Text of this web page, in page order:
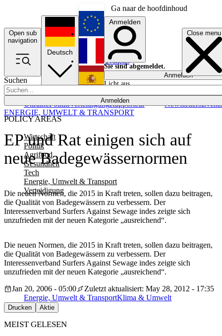
Ga naar de hoofdinhoud
Open sub
navigation
Close menu
Suchen
Anmelden
POLICY AREAS
Wirtschaft
Politik
Agrifood
Gesundheit
Tech
Energie, Umwelt & Transport
Verteidigung
UkrainePolitikVerteidigungRapporteur NewslettersEvents
Deutsch
English
Français
Anmelden
Sie sind abgemeldet.
Anmelden
Licht aus
EP und Rat einigen sich auf
neue Badegewässernormen
Die neuen Normen, die 2015 in Kraft treten, sollen dazu beitragen,
die Qualität von Badegewässern zu verbessern. Der
Interessenverband Surfers Against Sewage indes zeigte sich
unzufrieden mit der neuen Kategorie „ausreichend“.
ENERGIE, UMWELT & TRANSPORT
Die neuen Normen, die 2015 in Kraft treten, sollen dazu beitragen,
die Qualität von Badegewässern zu verbessern. Der
Interessenverband Surfers Against Sewage indes zeigte sich
unzufrieden mit der neuen Kategorie „ausreichend“.
Jan 20, 2006 - 05:00
Zuletzt aktualisiert: May 28, 2012 - 17:35
Energie, Umwelt & TransportKlima & Umwelt
Drucken Aktie
MEIST GELESEN